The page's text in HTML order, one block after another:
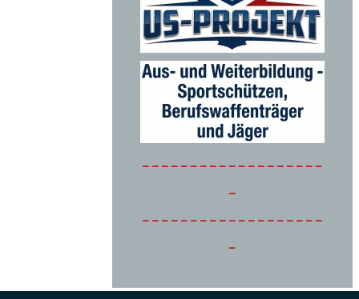
-------------------
-
-------------------
-